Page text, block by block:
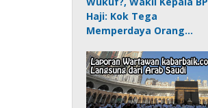
Haji: Kok Tega
Memperdaya Orang…